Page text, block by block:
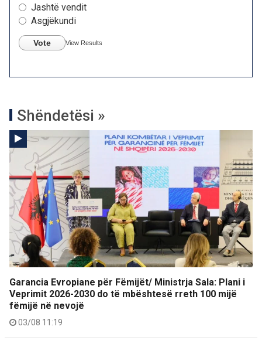
Jashtë vendit
Asgjëkundi
Vote View Results
Shëndetësi »
Garancia Evropiane për Fëmijët/ Ministrja Sala: Plani i
Veprimit 2026-2030 do të mbështesë rreth 100 mijë
fëmijë në nevojë
03/08 11:19